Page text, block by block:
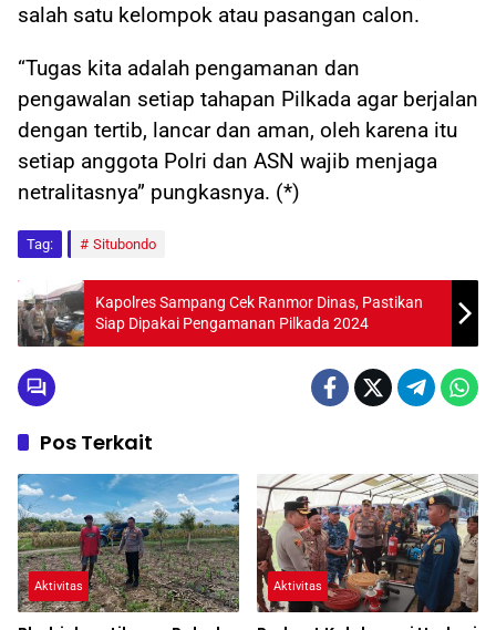
salah satu kelompok atau pasangan calon.
“Tugas kita adalah pengamanan dan
pengawalan setiap tahapan Pilkada agar berjalan
dengan tertib, lancar dan aman, oleh karena itu
setiap anggota Polri dan ASN wajib menjaga
netralitasnya” pungkasnya. (*)
Tag: Situbondo
Kapolres Sampang Cek Ranmor Dinas, Pastikan
Siap Dipakai Pengamanan Pilkada 2024
Pos Terkait
Aktivitas Aktivitas